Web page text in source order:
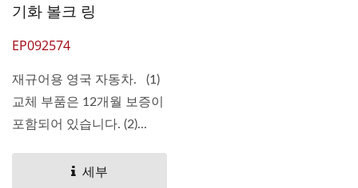
기화 볼크 링
EP092574
재규어용 영국 자동차. (1)
교체 부품은 12개월 보증이
포함되어 있습니다. (2)...
세부